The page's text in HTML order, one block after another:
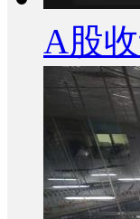
A股